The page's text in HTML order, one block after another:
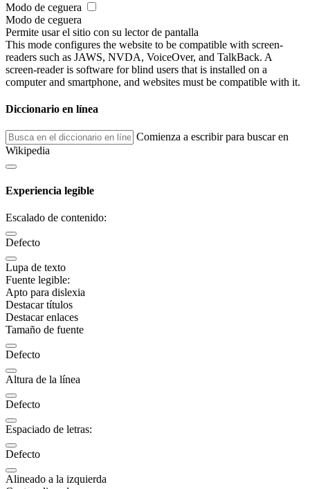
Modo de ceguera
Modo de ceguera
Permite usar el sitio con su lector de pantalla
This mode configures the website to be compatible with screen-
readers such as JAWS, NVDA, VoiceOver, and TalkBack. A
screen-reader is software for blind users that is installed on a
computer and smartphone, and websites must be compatible with it.
Diccionario en línea
Comienza a escribir para buscar en
Wikipedia
Experiencia legible
Escalado de contenido:
Defecto
Lupa de texto
Fuente legible:
Apto para dislexia
Destacar títulos
Destacar enlaces
Tamaño de fuente
Defecto
Altura de la línea
Defecto
Espaciado de letras:
Defecto
Alineado a la izquierda